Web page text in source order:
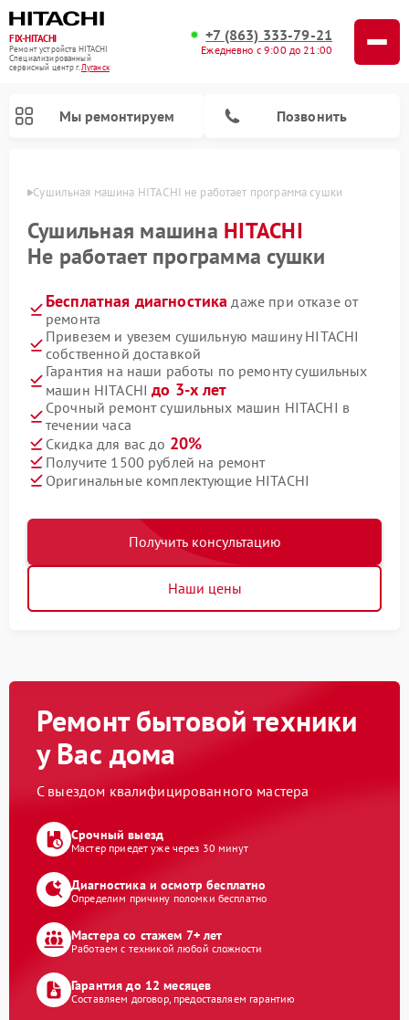
FIX-HITACHI
Ремонт устройств HITACHI
Специализированный
cервисный центр г.Луганск
+7 (863) 333-79-21
Ежедневно с 9:00 до 21:00
Мы ремонтируем Позвонить
Сушильная машина HITACHI не работает программа сушки
Сушильная машина HITACHI
Не работает программа сушки
Бесплатная диагностика даже при отказе от
ремонта
Привезем и увезем сушильную машину HITACHI
собственной доставкой
Гарантия на наши работы по ремонту сушильных
машин HITACHIдо 3-х лет
Срочный ремонт сушильных машин HITACHI в
течении часа
Скидка для вас до 20%
Получите 1500 рублей на ремонт
Оригинальные комплектующие HITACHI
Получить консультацию
Наши цены
Ремонт бытовой техники
у Вас дома
С выездом квалифицированного мастера
Срочный выезд
Мастер приедет уже через 30 минут
Диагностика и осмотр бесплатно
Определим причину поломки бесплатно
Мастера со стажем 7+ лет
Работаем с техникой любой сложности
Гарантия до 12 месяцев
Составляем договор, предоставляем гарантию